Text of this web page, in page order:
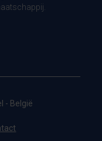
- België